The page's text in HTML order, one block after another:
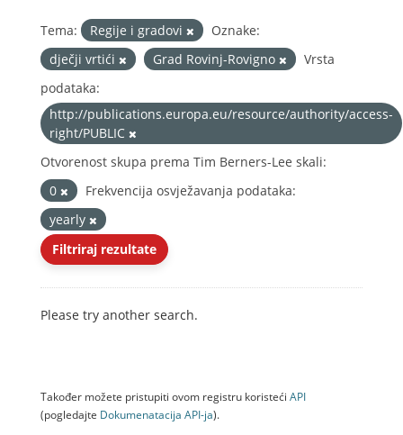
Tema: Regije i gradovi
Oznake:
dječji vrtići
Grad Rovinj-Rovigno
Vrsta
podataka:
http://publications.europa.eu/resource/authority/access-
right/PUBLIC
Otvorenost skupa prema Tim Berners-Lee skali:
0
Frekvencija osvježavanja podataka:
yearly
Filtriraj rezultate
Please try another search.
Također možete pristupiti ovom registru koristeći API
(pogledajte Dokumenаtаcijа API-jа).